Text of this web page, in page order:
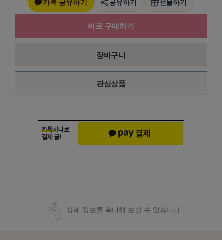
카톡 공유하기 공유하기 선물하기
바로 구매하기
장바구니
관심상품
상세 정보를 확대해 보실 수 있습니다